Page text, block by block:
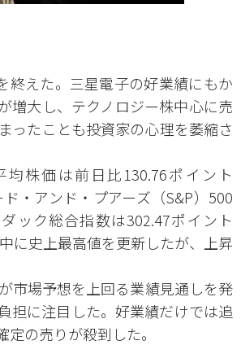
終えた。三星電子の好業績にもか
増大し、テクノロジー株中心に売
ったことも投資家の心理を萎縮さ
株価は前日比130.76ポイント
・アンド・プアーズ（S&P）500
ック総合指数は302.47ポイント
に史上最高値を更新したが、上昇
市場予想を上回る業績見通しを発
担に注目した。好業績だけでは追
の売りが殺到した。